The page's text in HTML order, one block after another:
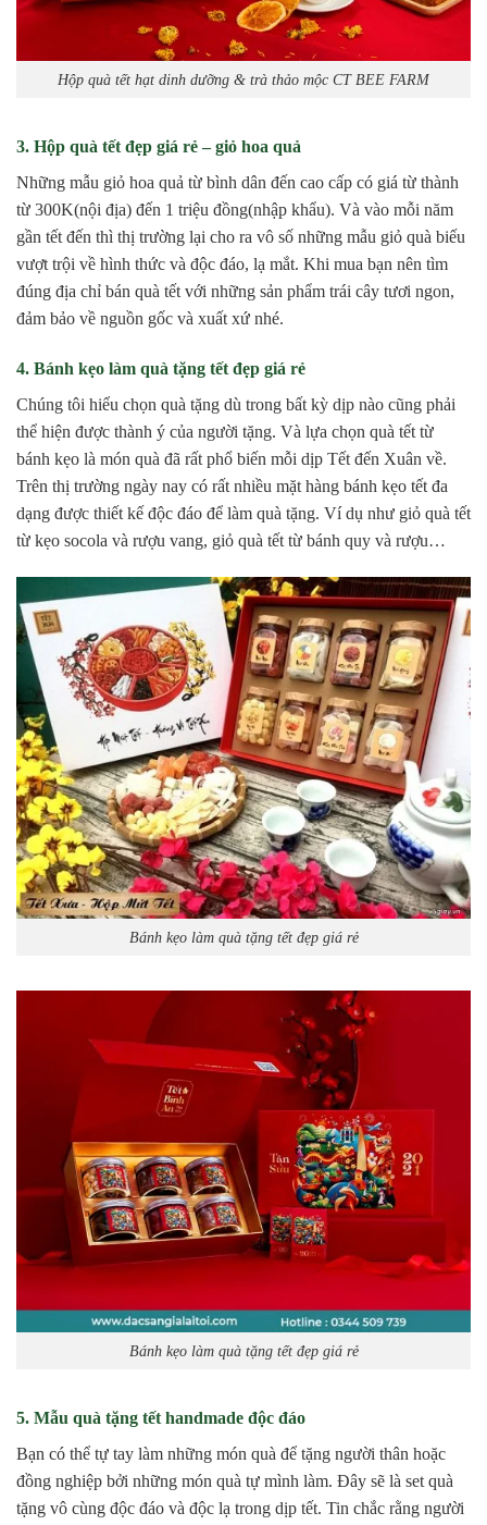
Hộp quà tết hạt dinh dưỡng & trà thảo mộc CT BEE FARM
3. Hộp quà tết đẹp giá rẻ – giỏ hoa quả
Những mẫu giỏ hoa quả từ bình dân đến cao cấp có giá từ thành
từ 300K(nội địa) đến 1 triệu đồng(nhập khẩu). Và vào mỗi năm
gần tết đến thì thị trường lại cho ra vô số những mẫu giỏ quà biếu
vượt trội về hình thức và độc đáo, lạ mắt. Khi mua bạn nên tìm
đúng địa chỉ bán quà tết với những sản phẩm trái cây tươi ngon,
đảm bảo về nguồn gốc và xuất xứ nhé.
4. Bánh kẹo làm quà tặng tết đẹp giá rẻ
Chúng tôi hiểu chọn quà tặng dù trong bất kỳ dịp nào cũng phải
thể hiện được thành ý của người tặng. Và lựa chọn quà tết từ
bánh kẹo là món quà đã rất phổ biến mỗi dịp Tết đến Xuân về.
Trên thị trường ngày nay có rất nhiều mặt hàng bánh kẹo tết đa
dạng được thiết kế độc đáo để làm quà tặng. Ví dụ như giỏ quà tết
từ kẹo socola và rượu vang, giỏ quà tết từ bánh quy và rượu…
Bánh kẹo làm quà tặng tết đẹp giá rẻ
Bánh kẹo làm quà tặng tết đẹp giá rẻ
5. Mẫu quà tặng tết handmade độc đáo
Bạn có thể tự tay làm những món quà để tặng người thân hoặc
đồng nghiệp bởi những món quà tự mình làm. Đây sẽ là set quà
tặng vô cùng độc đáo và độc lạ trong dịp tết. Tin chắc rằng người